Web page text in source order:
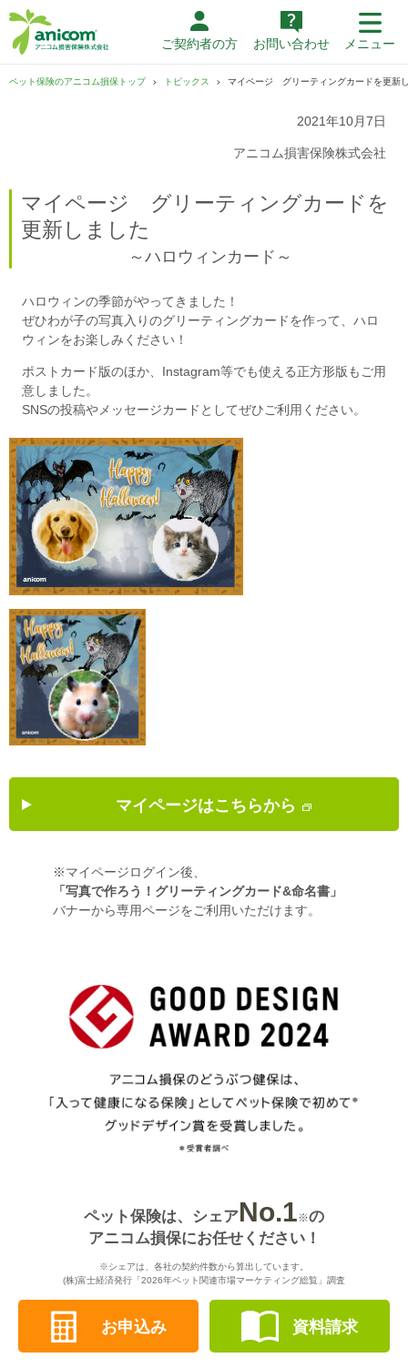
ご契約者の方 お問い合わせ メニュー
ペット保険のアニコム損保トップ トピックス マイページ グリーティングカードを更新
2021年10月7日
アニコム損害保険株式会社
マイページ グリーティングカードを
更新しました
～ハロウィンカード～
ハロウィンの季節がやってきました！
ぜひわが子の写真入りのグリーティングカードを作って、ハロ
ウィンをお楽しみください！
ポストカード版のほか、Instagram等でも使える正方形版もご用
意しました。
SNSの投稿やメッセージカードとしてぜひご利用ください。
マイページはこちらから
※マイページログイン後、
「写真で作ろう！グリーティングカード&命名書」
バナーから専用ページをご利用いただけます。
ペット保険は、シェアNo.1※の
アニコム損保にお任せください！
※シェアは、各社の契約件数から算出しています。
(株)富士経済発行「2026年ペット関連市場マーケティング総覧」調査
お申込み 資料請求